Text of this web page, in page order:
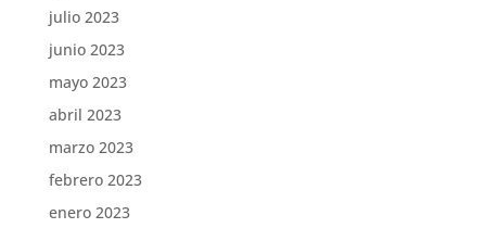
julio 2023
junio 2023
mayo 2023
abril 2023
marzo 2023
febrero 2023
enero 2023